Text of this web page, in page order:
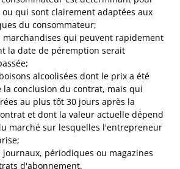
qui sont clairement adaptées aux
du consommateur;
marchandises qui peuvent rapidement
la date de péremption serait
alcoolisées dont le prix a été
la conclusion du contrat, mais qui
au plus tôt 30 jours après la
et dont la valeur actuelle dépend
marché sur lesquelles l'entrepreneur
périodiques ou magazines
d'abonnement.